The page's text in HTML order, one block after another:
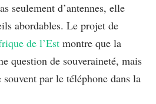
seulement d’antennes, elle
abordables. Le projet de
de l’Est montre que la
question de souveraineté, mais
souvent par le téléphone dans la